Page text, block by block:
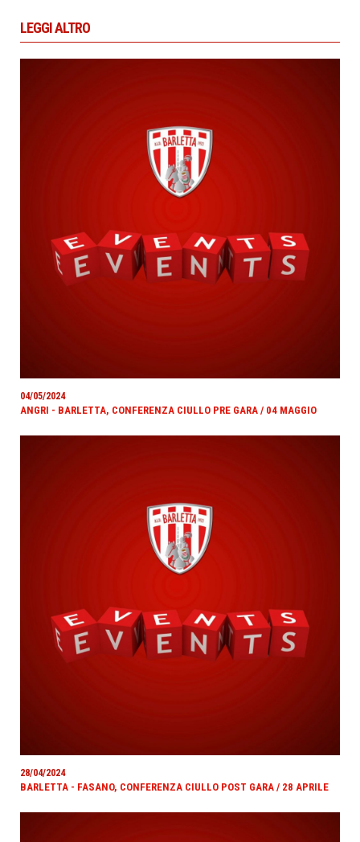
LEGGI ALTRO
04/05/2024
ANGRI - BARLETTA, CONFERENZA CIULLO PRE GARA / 04 MAGGIO
28/04/2024
BARLETTA - FASANO, CONFERENZA CIULLO POST GARA / 28 APRILE